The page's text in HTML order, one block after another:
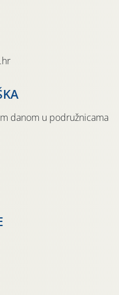
danom u podružnicama